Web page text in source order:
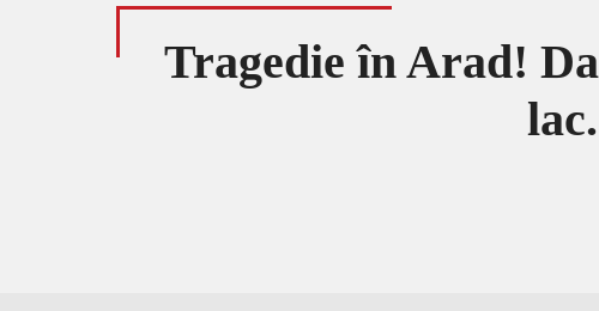
Tragedie în Arad!